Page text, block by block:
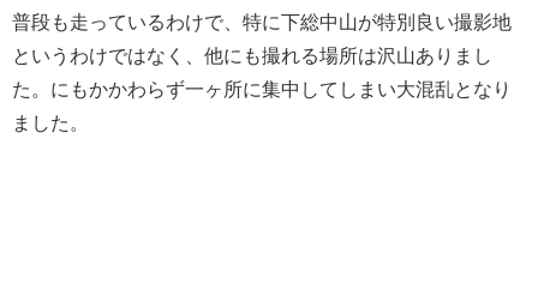
普段も走っているわけで、特に下総中山が特別良い撮影地
というわけではなく、他にも撮れる場所は沢山ありまし
た。にもかかわらず一ヶ所に集中してしまい大混乱となり
ました。